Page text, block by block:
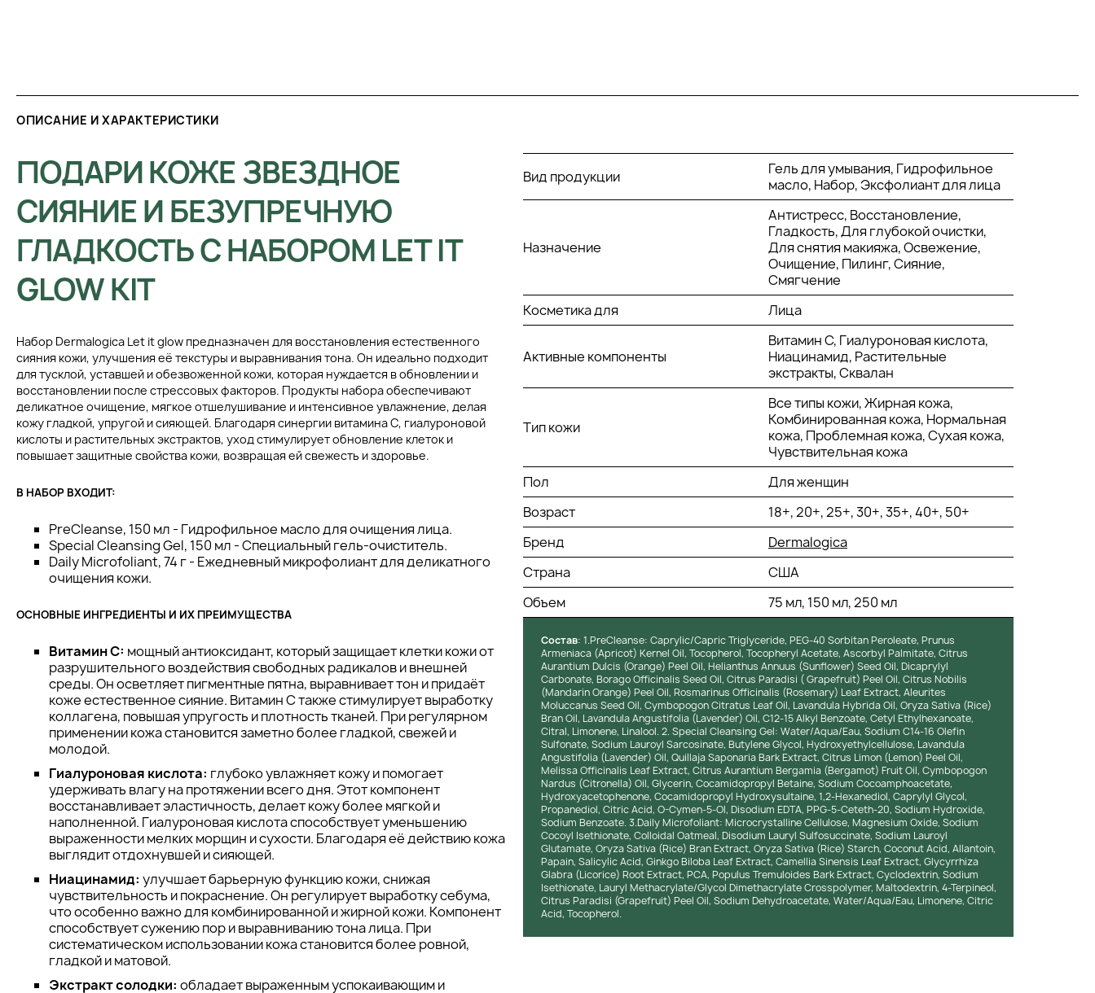
ОПИСАНИЕ И ХАРАКТЕРИСТИКИ
ПОДАРИ КОЖЕ ЗВЕЗДНОЕ
СИЯНИЕ И БЕЗУПРЕЧНУЮ
ГЛАДКОСТЬ С НАБОРОМ LET IT
GLOW KIT
Набор Dermalogica Let it glow предназначен для восстановления естественного
сияния кожи, улучшения её текстуры и выравнивания тона. Он идеально подходит
для тусклой, уставшей и обезвоженной кожи, которая нуждается в обновлении и
восстановлении после стрессовых факторов. Продукты набора обеспечивают
деликатное очищение, мягкое отшелушивание и интенсивное увлажнение, делая
кожу гладкой, упругой и сияющей. Благодаря синергии витамина С, гиалуроновой
кислоты и растительных экстрактов, уход стимулирует обновление клеток и
повышает защитные свойства кожи, возвращая ей свежесть и здоровье.
В НАБОР ВХОДИТ:
PreСleanse, 150 мл - Гидрофильное масло для очищения лица.
Special Cleansing Gel, 150 мл - Специальный гель-очиститель.
Daily Microfoliant, 74 г - Ежедневный микрофолиант для деликатного
очищения кожи.
ОСНОВНЫЕ ИНГРЕДИЕНТЫ И ИХ ПРЕИМУЩЕСТВА
Витамин С: мощный антиоксидант, который защищает клетки кожи от
разрушительного воздействия свободных радикалов и внешней
среды. Он осветляет пигментные пятна, выравнивает тон и придаёт
коже естественное сияние. Витамин С также стимулирует выработку
коллагена, повышая упругость и плотность тканей. При регулярном
применении кожа становится заметно более гладкой, свежей и
молодой.
Гиалуроновая кислота: глубоко увлажняет кожу и помогает
удерживать влагу на протяжении всего дня. Этот компонент
восстанавливает эластичность, делает кожу более мягкой и
наполненной. Гиалуроновая кислота способствует уменьшению
выраженности мелких морщин и сухости. Благодаря её действию кожа
выглядит отдохнувшей и сияющей.
Ниацинамид: улучшает барьерную функцию кожи, снижая
чувствительность и покраснение. Он регулирует выработку себума,
что особенно важно для комбинированной и жирной кожи. Компонент
способствует сужению пор и выравниванию тона лица. При
систематическом использовании кожа становится более ровной,
гладкой и матовой.
Экстракт солодки: обладает выраженным успокаивающим и
Вид продукции
Гель для умывания, Гидрофильное
масло, Набор, Эксфолиант для лица
Назначение
Антистресс, Восстановление,
Гладкость, Для глубокой очистки,
Для снятия макияжа, Освежение,
Очищение, Пилинг, Сияние,
Смягчение
Косметика для
Лица
Активные компоненты
Витамин С, Гиалуроновая кислота,
Ниацинамид, Растительные
экстракты, Сквалан
Тип кожи
Все типы кожи, Жирная кожа,
Комбинированная кожа, Нормальная
кожа, Проблемная кожа, Сухая кожа,
Чувствительная кожа
Пол
Для женщин
Возраст
18+, 20+, 25+, 30+, 35+, 40+, 50+
Бренд
Dermalogica
Страна
США
Объем
75 мл, 150 мл, 250 мл
Состав: 1.PreСleanse: Caprylic/Capric Triglyceride, PEG-40 Sorbitan Peroleate, Prunus
Armeniaca (Apricot) Kernel Oil, Tocopherol, Tocopheryl Acetate, Ascorbyl Palmitate, Citrus
Aurantium Dulcis (Orange) Peel Oil, Helianthus Annuus (Sunflower) Seed Oil, Dicaprylyl
Carbonate, Borago Officinalis Seed Oil, Citrus Paradisi ( Grapefruit) Peel Oil, Citrus Nobilis
(Mandarin Orange) Peel Oil, Rosmarinus Officinalis (Rosemary) Leaf Extract, Aleurites
Moluccanus Seed Oil, Cymbopogon Citratus Leaf Oil, Lavandula Hybrida Oil, Oryza Sativa (Rice)
Bran Oil, Lavandula Angustifolia (Lavender) Oil, C12-15 Alkyl Benzoate, Cetyl Ethylhexanoate,
Citral, Limonene, Linalool. 2. Special Cleansing Gel: Water/Aqua/Eau, Sodium C14-16 Olefin
Sulfonate, Sodium Lauroyl Sarcosinate, Butylene Glycol, Hydroxyethylcellulose, Lavandula
Angustifolia (Lavender) Oil, Quillaja Saponaria Bark Extract, Citrus Limon (Lemon) Peel Oil,
Melissa Officinalis Leaf Extract, Citrus Aurantium Bergamia (Bergamot) Fruit Oil, Cymbopogon
Nardus (Citronella) Oil, Glycerin, Cocamidopropyl Betaine, Sodium Cocoamphoacetate,
Hydroxyacetophenone, Cocamidopropyl Hydroxysultaine, 1,2-Hexanediol, Caprylyl Glycol,
Propanediol, Citric Acid, O-Cymen-5-Ol, Disodium EDTA, PPG-5-Ceteth-20, Sodium Hydroxide,
Sodium Benzoate. 3.Daily Microfoliant: Microcrystalline Cellulose, Magnesium Oxide, Sodium
Cocoyl Isethionate, Colloidal Oatmeal, Disodium Lauryl Sulfosuccinate, Sodium Lauroyl
Glutamate, Oryza Sativa (Rice) Bran Extract, Oryza Sativa (Rice) Starch, Coconut Acid, Allantoin,
Papain, Salicylic Acid, Ginkgo Biloba Leaf Extract, Camellia Sinensis Leaf Extract, Glycyrrhiza
Glabra (Licorice) Root Extract, PCA, Populus Tremuloides Bark Extract, Cyclodextrin, Sodium
Isethionate, Lauryl Methacrylate/Glycol Dimethacrylate Crosspolymer, Maltodextrin, 4-Terpineol,
Citrus Paradisi (Grapefruit) Peel Oil, Sodium Dehydroacetate, Water/Aqua/Eau, Limonene, Citric
Acid, Tocopherol.